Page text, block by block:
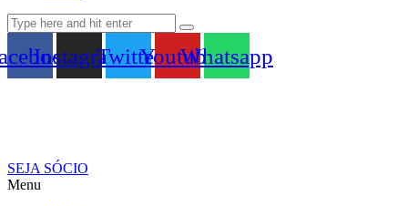
InstagramTwitterYoutubeWhatsapp
SEJA SÓCIO
Menu